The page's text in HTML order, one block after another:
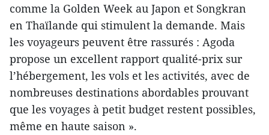
comme la Golden Week au Japon et Songkran
en Thaïlande qui stimulent la demande. Mais
les voyageurs peuvent être rassurés : Agoda
propose un excellent rapport qualité-prix sur
l’hébergement, les vols et les activités, avec de
nombreuses destinations abordables prouvant
que les voyages à petit budget restent possibles,
même en haute saison ».